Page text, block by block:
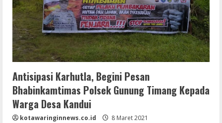
Antisipasi Karhutla, Begini Pesan
Bhabinkamtimas Polsek Gunung Timang Kepada
Warga Desa Kandui
kotawaringinnews.co.id 8 Maret 2021